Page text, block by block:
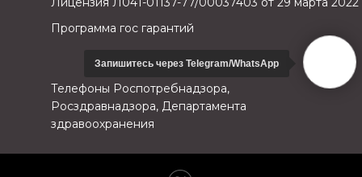
Запишитесь через Telegram/WhatsApp
Программа гос гарантий
Телефоны Роспотребнадзора,
Росздравнадзора, Департамента
здравоохранения